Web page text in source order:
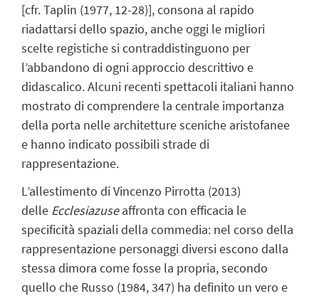
[cfr. Taplin (1977, 12-28)], consona al rapido
riadattarsi dello spazio, anche oggi le migliori
scelte registiche si contraddistinguono per
l’abbandono di ogni approccio descrittivo e
didascalico. Alcuni recenti spettacoli italiani hanno
mostrato di comprendere la centrale importanza
della porta nelle architetture sceniche aristofanee
e hanno indicato possibili strade di
rappresentazione.
L’allestimento di Vincenzo Pirrotta (2013)
delle Ecclesiazuseaffronta con efficacia le
specificità spaziali della commedia: nel corso della
rappresentazione personaggi diversi escono dalla
stessa dimora come fosse la propria, secondo
quello che Russo (1984, 347) ha definito un vero e